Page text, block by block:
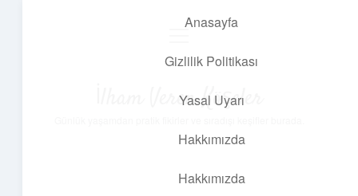
Anasayfa
Gizlilik Politikası
Yasal Uyarı
Hakkımızda
Hakkımızda
İlham Veren Köşeler